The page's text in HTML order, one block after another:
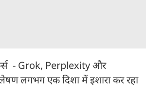
- Grok, Perplexity और
लगभग एक दिशा में इशारा कर रहा